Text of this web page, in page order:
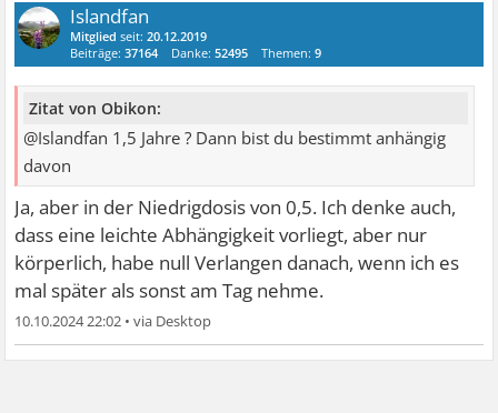
Islandfan
Mitglied seit:20.12.2019
Beiträge:37164 Danke:52495 Themen:9
Zitat von Obikon:
@Islandfan 1,5 Jahre ? Dann bist du bestimmt anhängig
davon
Ja, aber in der Niedrigdosis von 0,5. Ich denke auch,
dass eine leichte Abhängigkeit vorliegt, aber nur
körperlich, habe null Verlangen danach, wenn ich es
mal später als sonst am Tag nehme.
10.10.2024 22:02 •